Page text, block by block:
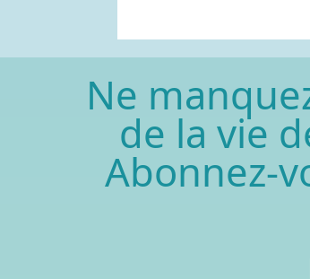
Ne
de la vie
Abonnez-